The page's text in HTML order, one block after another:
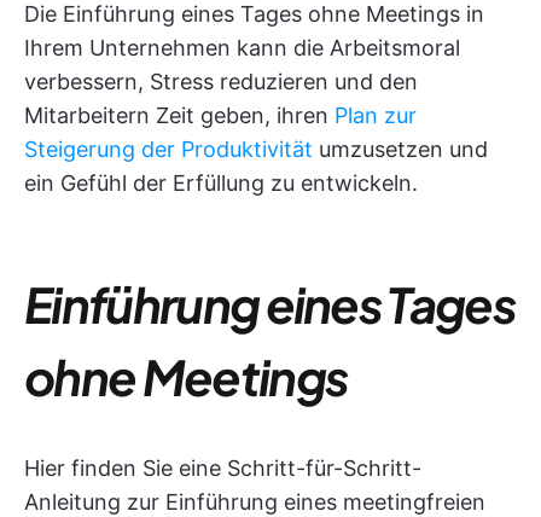
Die Einführung eines Tages ohne Meetings in
Ihrem Unternehmen kann die Arbeitsmoral
verbessern, Stress reduzieren und den
Mitarbeitern Zeit geben, ihren Plan zur
Steigerung der Produktivität umzusetzen und
ein Gefühl der Erfüllung zu entwickeln.
Einführung eines Tages
ohne Meetings
Hier finden Sie eine Schritt-für-Schritt-
Anleitung zur Einführung eines meetingfreien